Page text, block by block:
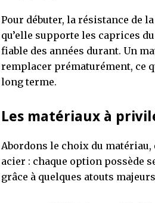
Pour débuter, la résistance de la
qu’elle supporte les caprices
fiable des années durant. Un
remplacer prématurément, ce
long terme.
Les matériaux à
Abordons le choix du
acier : chaque option possède
grâce à quelques atouts